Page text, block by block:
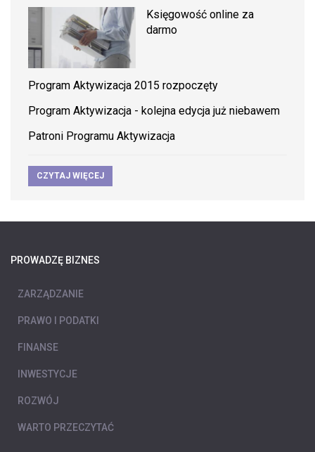
Księgowość online za
darmo
Program Aktywizacja 2015 rozpoczęty
Program Aktywizacja - kolejna edycja już niebawem
Patroni Programu Aktywizacja
CZYTAJ WIĘCEJ
PROWADZĘ BIZNES
ZARZĄDZANIE
PRAWO I PODATKI
FINANSE
INWESTYCJE
ROZWÓJ
WARTO PRZECZYTAĆ